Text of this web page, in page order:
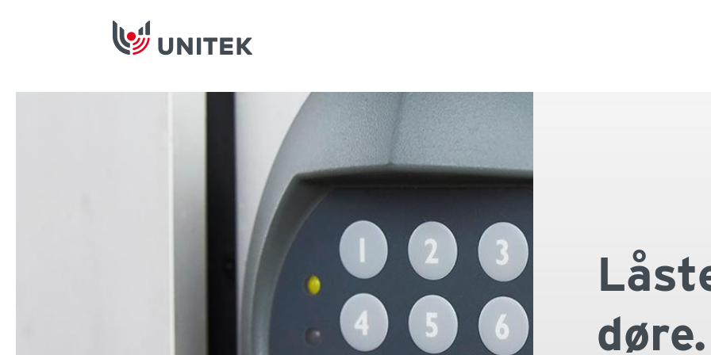
døre.
På den
patienter